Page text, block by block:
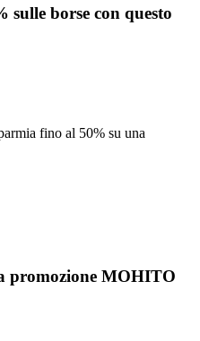
borse con questo
fino al 50% su una
promozione MOHITO